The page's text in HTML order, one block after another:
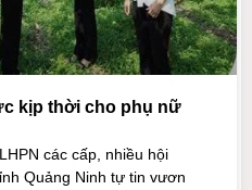
kịp thời cho phụ nữ
các cấp, nhiều hội
Quảng Ninh tự tin vươn